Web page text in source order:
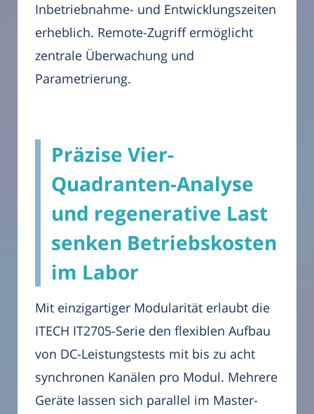
Inbetriebnahme- und Entwicklungszeiten
erheblich. Remote-Zugriff ermöglicht
zentrale Überwachung und
Parametrierung.
Präzise Vier-
Quadranten-Analyse
und regenerative Last
senken Betriebskosten
im Labor
Mit einzigartiger Modularität erlaubt die
ITECH IT2705-Serie den flexiblen Aufbau
von DC-Leistungstests mit bis zu acht
synchronen Kanälen pro Modul. Mehrere
Geräte lassen sich parallel im Master-